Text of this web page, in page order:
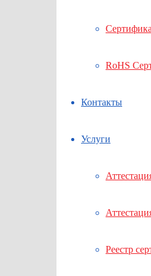
RoHS
Контакты
Услуги
Реестр